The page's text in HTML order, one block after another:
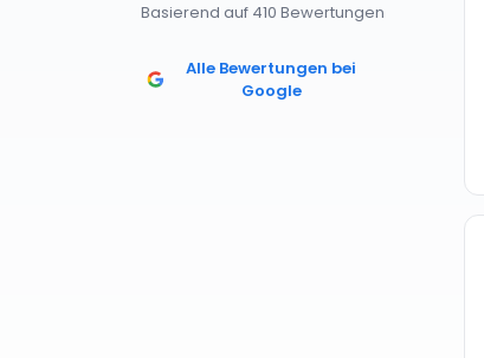
Basierend auf 410 Bewertungen
Alle Bewertungen bei
Google